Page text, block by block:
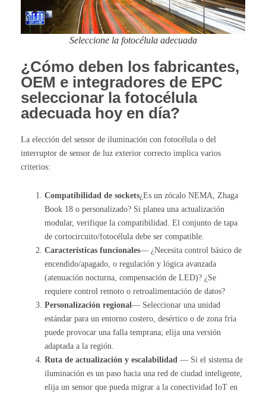
Seleccione la fotocélula adecuada
¿Cómo deben los fabricantes,
OEM e integradores de EPC
seleccionar la fotocélula
adecuada hoy en día?
La elección del sensor de iluminación con fotocélula o del
interruptor de sensor de luz exterior correcto implica varios
criterios:
Compatibilidad de sockets¿Es un zócalo NEMA, Zhaga
Book 18 o personalizado? Si planea una actualización
modular, verifique la compatibilidad. El conjunto de tapa
de cortocircuito/fotocélula debe ser compatible.
Características funcionales— ¿Necesita control básico de
encendido/apagado, o regulación y lógica avanzada
(atenuación nocturna, compensación de LED)? ¿Se
requiere control remoto o retroalimentación de datos?
Personalización regional— Seleccionar una unidad
estándar para un entorno costero, desértico o de zona fría
puede provocar una falla temprana; elija una versión
adaptada a la región.
Ruta de actualización y escalabilidad — Si el sistema de
iluminación es un paso hacia una red de ciudad inteligente,
elija un sensor que pueda migrar a la conectividad IoT en